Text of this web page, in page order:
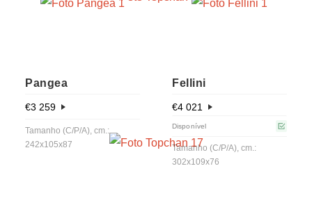
Pangea
€3 259
Tamanho (C/P/A), cm.:
242x105x87
Fellini
€4 021
Disponível
Tamanho (C/P/A), cm.:
302x109x76